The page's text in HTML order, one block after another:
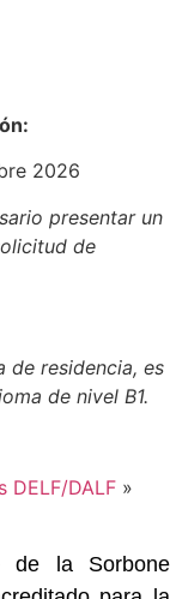
2026
presentar un
de
de residencia, es
de nivel B1.
DELF/DALF »
de la Sorbone